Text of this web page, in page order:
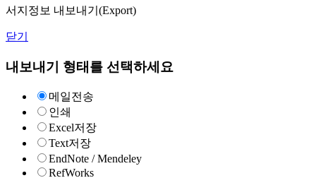
서지정보 내보내기(Export)
닫기
내보내기 형태를 선택하세요
메일전송
인쇄
Excel저장
Text저장
EndNote / Mendeley
RefWorks